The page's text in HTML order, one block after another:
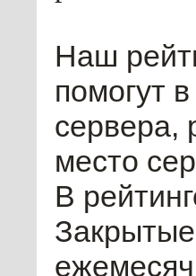
Наш
помогут
сервера,
место
В